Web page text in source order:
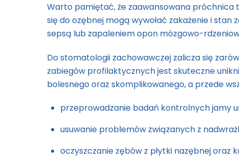
Warto pamiętać, że zaawansowana próchnica
się do ozębnej mogą wywołać zakażenie i
sepsą lub zapaleniem opon mózgowo-
Do stomatologii zachowawczej zalicza się
zabiegów profilaktycznych jest skuteczne
bolesnego oraz skomplikowanego, a przede
przeprowadzanie badań kontrolnych jamy
usuwanie problemów związanych z
oczyszczanie zębów z płytki nazębnej oraz